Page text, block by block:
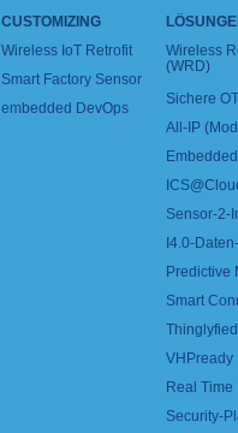
CUSTOMIZING
Wireless IoT Retrofit
Smart Factory Sensor
embedded DevOps
Wireless
(WRD)
Sichere
All-IP
Sensor-2-
I4.0-
Predictive
Smart
VHPready
Real
Security-